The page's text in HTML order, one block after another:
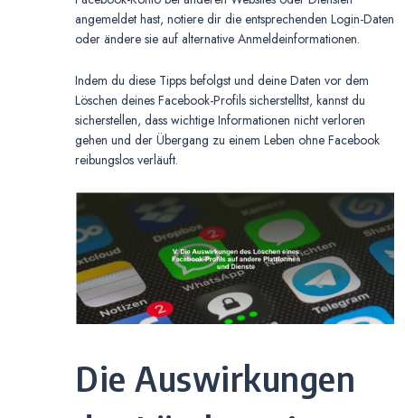
angemeldet hast, notiere dir die entsprechenden Login-Daten
oder ändere sie auf alternative Anmeldeinformationen.
Indem du diese Tipps befolgst und deine Daten vor dem
Löschen deines Facebook-Profils sicherstelltst, kannst du
sicherstellen, dass wichtige Informationen nicht verloren
gehen und der Übergang zu einem Leben ohne Facebook
reibungslos verläuft.
Die Auswirkungen